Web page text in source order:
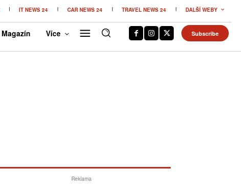
IT NEWS 24 CAR NEWS 24 TRAVEL NEWS 24 DALŠÍ WEBY
Magazín Více Subscribe
Reklama